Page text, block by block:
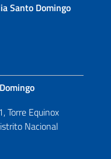
Santo Domingo
Torre Equinox
Nacional